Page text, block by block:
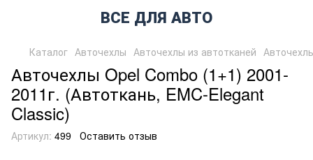
ВСЕ ДЛЯ АВТО
Каталог Авточехлы Авточехлы из автотканей
Авточехлы Opel Combo (1+1) 2001-
2011г. (Автоткань, EMC-Elegant
Classic)
Артикул: 499 Оставить отзыв